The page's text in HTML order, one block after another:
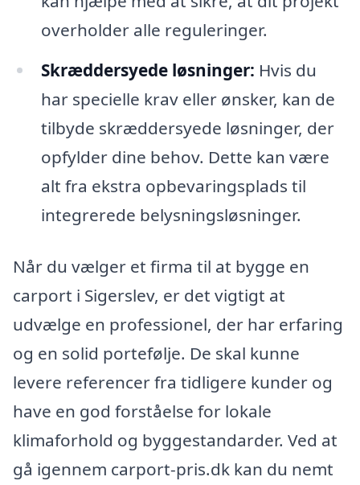
overholder alle reguleringer.
Skræddersyede løsninger: Hvis du
har specielle krav eller ønsker, kan de
tilbyde skræddersyede løsninger, der
opfylder dine behov. Dette kan være
alt fra ekstra opbevaringsplads til
integrerede belysningsløsninger.
Når du vælger et firma til at bygge en
carport i Sigerslev, er det vigtigt at
udvælge en professionel, der har erfaring
og en solid portefølje. De skal kunne
levere referencer fra tidligere kunder og
have en god forståelse for lokale
klimaforhold og byggestandarder. Ved at
gå igennem carport-pris.dk kan du nemt